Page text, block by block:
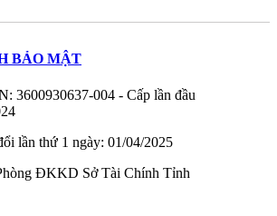
BẢO MẬT
3600930637-004 - Cấp lần đầu
lần thứ 1 ngày: 01/04/2025
ĐKKD Sở Tài Chính Tỉnh